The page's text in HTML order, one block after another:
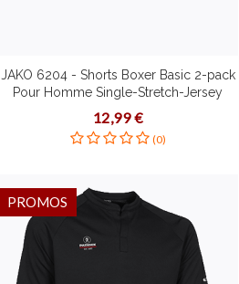
JAKO 6204 - Shorts Boxer Basic 2-pack
Pour Homme Single-Stretch-Jersey
Plusieurs Couleurs Tailles Bord
Confortable Matière à Séchage Rapide
Confort Agréablement Sec Coutures
12,99 €
(0)
PROMOS